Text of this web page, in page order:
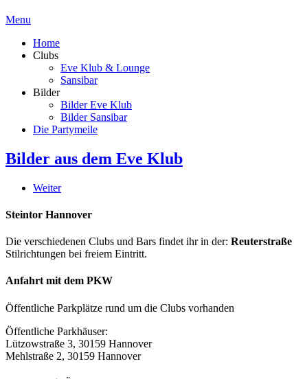
Menu
Home
Clubs
Eve Klub & Lounge
Sansibar
Bilder
Bilder Eve Klub
Bilder Sansibar
Die Partymeile
Bilder aus dem Eve Klub
Weiter
Steintor Hannover
Die verschiedenen Clubs und Bars findet ihr in der: Reuterstraße
Stilrichtungen bei freiem Eintritt.
Anfahrt mit dem PKW
Öffentliche Parkplätze rund um die Clubs vorhanden
Öffentliche Parkhäuser:
Lützowstraße 3, 30159 Hannover
Mehlstraße 2, 30159 Hannover